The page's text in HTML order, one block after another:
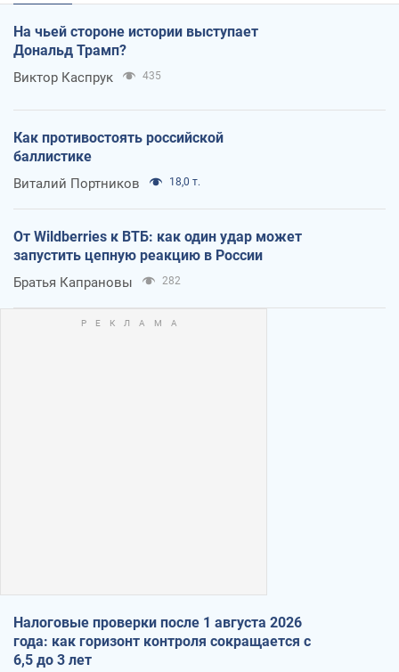
На чьей стороне истории выступает
Дональд Трамп?
Виктор Каспрук 435
Как противостоять российской
баллистике
Виталий Портников 18,0 т.
От Wildberries к ВТБ: как один удар может
запустить цепную реакцию в России
Братья Капрановы 282
Налоговые проверки после 1 августа 2026
года: как горизонт контроля сокращается с
6,5 до 3 лет